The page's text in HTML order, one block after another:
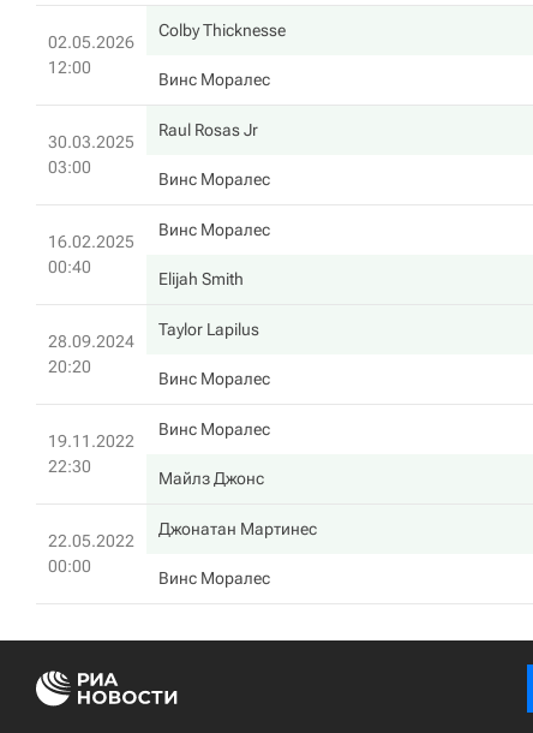
02.05.2026
12:00
Colby Thicknesse
Винс Моралес
30.03.2025
03:00
Raul Rosas Jr
Винс Моралес
16.02.2025
00:40
Винс Моралес
Elijah Smith
28.09.2024
20:20
Taylor Lapilus
Винс Моралес
19.11.2022
22:30
Винс Моралес
Майлз Джонс
22.05.2022
00:00
Джонатан Мартинес
Винс Моралес